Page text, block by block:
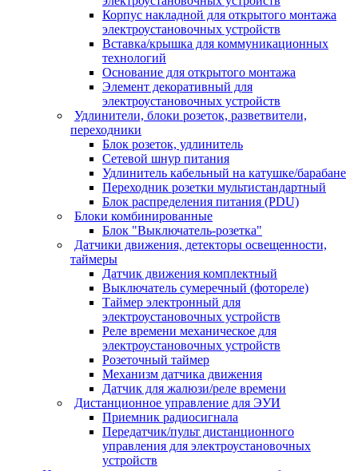
Корпус накладной для открытого монтажа
электроустановочных устройств
Вставка/крышка для коммуникационных
технологий
Основание для открытого монтажа
Элемент декоративный для
электроустановочных устройств
Удлинители, блоки розеток, разветвители,
переходники
Блок розеток, удлинитель
Сетевой шнур питания
Удлинитель кабельный на катушке/барабане
Переходник розетки мультистандартный
Блок распределения питания (PDU)
Блоки комбинированные
Блок "Выключатель-розетка"
Датчики движения, детекторы освещенности,
таймеры
Датчик движения комплектный
Выключатель сумеречный (фотореле)
Таймер электронный для
электроустановочных устройств
Реле времени механическое для
электроустановочных устройств
Розеточный таймер
Механизм датчика движения
Датчик для жалюзи/реле времени
Дистанционное управление для ЭУИ
Приемник радиосигнала
Передатчик/пульт дистанционного
управления для электроустановочных
устройств